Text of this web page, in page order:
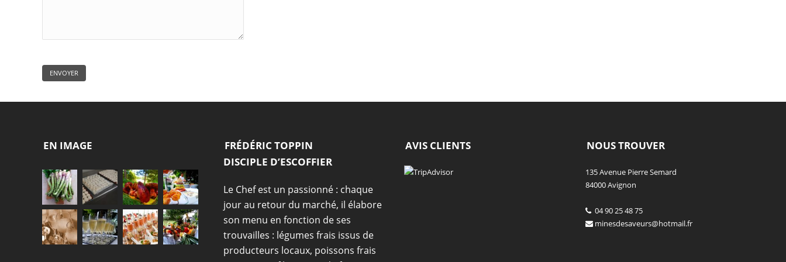
EN IMAGE
FRÉDÉRIC TOPPIN
DISCIPLE D’ESCOFFIER
Le Chef est un passionné : chaque
jour au retour du marché, il élabore
son menu en fonction de ses
trouvailles : légumes frais issus de
producteurs locaux, poissons frais
AVIS CLIENTS NOUS TROUVER
135 Avenue Pierre Semard
84000 Avignon
04 90 25 48 75
minesdesaveurs@hotmail.fr